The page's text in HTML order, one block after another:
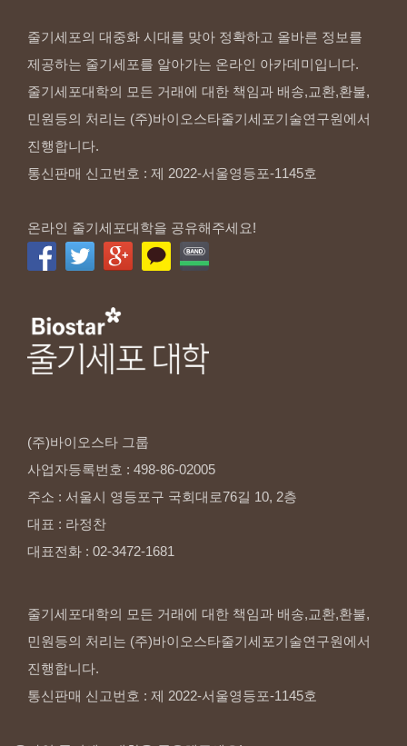
줄기세포의 대중화 시대를 맞아 정확하고 올바른 정보를
제공하는 줄기세포를 알아가는 온라인 아카데미입니다.
줄기세포대학의 모든 거래에 대한 책임과 배송,교환,환불,
민원등의 처리는 (주)바이오스타줄기세포기술연구원에서
진행합니다.
통신판매 신고번호 : 제 2022-서울영등포-1145호
온라인 줄기세포대학을 공유해주세요!
(주)바이오스타 그룹
사업자등록번호 : 498-86-02005
주소 : 서울시 영등포구 국회대로76길 10, 2층
대표 : 라정찬
대표전화 : 02-3472-1681
줄기세포대학의 모든 거래에 대한 책임과 배송,교환,환불,
민원등의 처리는 (주)바이오스타줄기세포기술연구원에서
진행합니다.
통신판매 신고번호 : 제 2022-서울영등포-1145호